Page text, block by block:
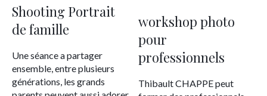
Shooting Portrait
de famille
Une séance a partager
ensemble, entre plusieurs
générations, les grands
workshop photo
pour
professionnels
Thibault CHAPPE peut